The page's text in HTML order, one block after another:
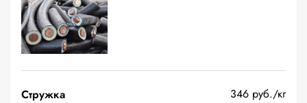
Стружка
346 руб./кг